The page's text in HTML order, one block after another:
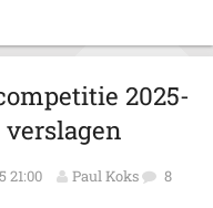
2025-
verslagen
21:00 Paul Koks 8